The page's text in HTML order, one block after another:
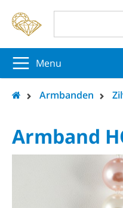
Menu
Armbanden
Armband